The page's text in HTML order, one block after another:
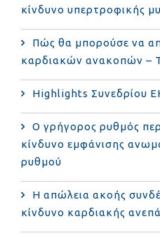
κίνδυνο υπερτροφικής
Πώς θα μπορούσε να
καρδιακών ανακοπών –
Highlights Συνεδρίου
Ο γρήγορος ρυθμός
κίνδυνο εμφάνισης
ρυθμού
Η απώλεια ακοής
κίνδυνο καρδιακής